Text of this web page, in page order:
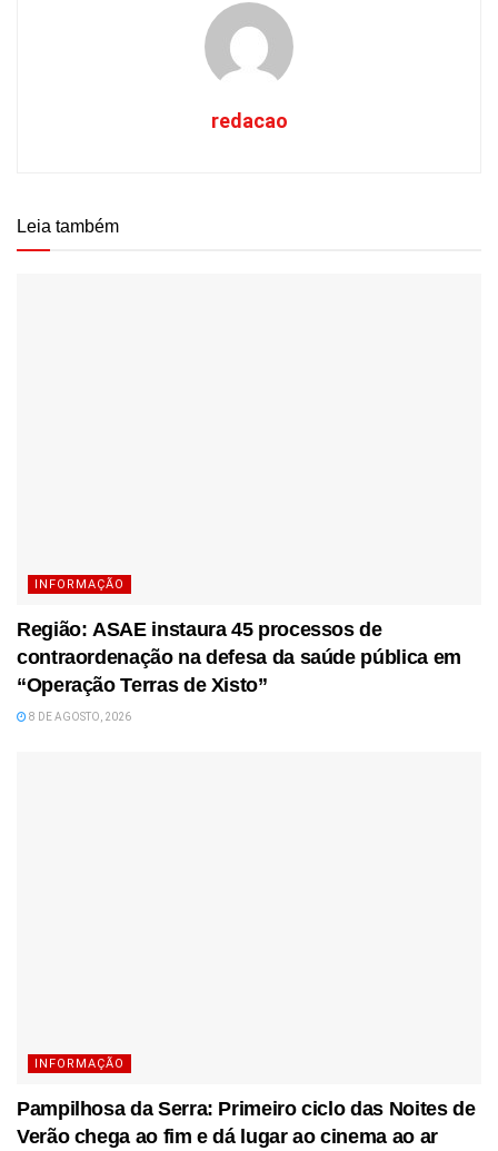
redacao
Leia também
INFORMAÇÃO
Região: ASAE instaura 45 processos de
contraordenação na defesa da saúde pública em
“Operação Terras de Xisto”
8 DE AGOSTO, 2026
INFORMAÇÃO
Pampilhosa da Serra: Primeiro ciclo das Noites de
Verão chega ao fim e dá lugar ao cinema ao ar